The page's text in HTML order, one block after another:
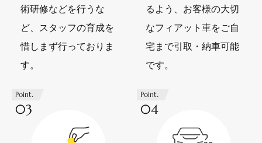
術研修などを行うな
ど、スタッフの育成を
惜しまず行っておりま
す。
るよう、お客様の大切
なフィアット車をご自
宅まで引取・納車可能
です。
Point.
03
Point.
04